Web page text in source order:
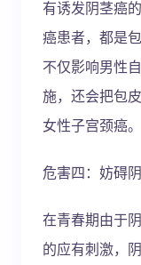
有诱发阴茎癌
癌患者，都是
不仅影响男性
施，还会把包
女性子宫颈癌。
危害四：妨碍
在青春期由于
的应有刺激，